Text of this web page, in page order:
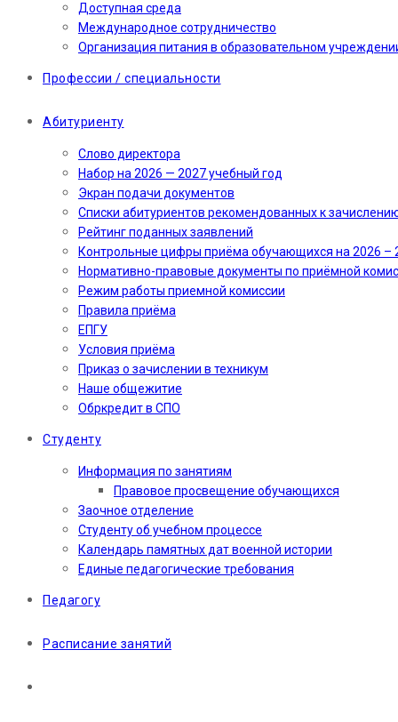
Доступная среда
Международное сотрудничество
Организация питания в образовательном
Профессии / специальности
Абитуриенту
Слово директора
Набор на 2026 — 2027 учебный год
Экран подачи документов
Cписки абитуриентов рекомендованных к
Рейтинг поданных заявлений
Контрольные цифры приёма обучающихся на 2026 –
Нормативно-правовые документы по приёмной
Режим работы приемной комиссии
Правила приёма
ЕПГУ
Условия приёма
Приказ о зачислении в техникум
Наше общежитие
Обркредит в СПО
Студенту
Информация по занятиям
Правовое просвещение обучающихся
Заочное отделение
Студенту об учебном процессе
Календарь памятных дат военной истории
Единые педагогические требования
Педагогу
Расписание занятий